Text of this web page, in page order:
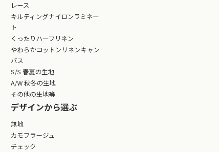
レース
キルティングナイロンラミネー
ト
くったりハーフリネン
やわらかコットンリネンキャン
バス
S/S 春夏の生地
A/W 秋冬の生地
その他の生地等
デザインから選ぶ
無地
カモフラージュ
チェック